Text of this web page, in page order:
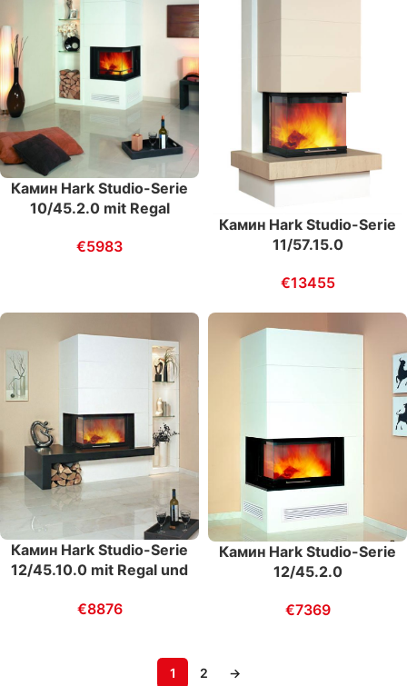
Камин Hark Studio-Serie
10/45.2.0 mit Regal
€5983
Камин Hark Studio-Serie
11/57.15.0
€13455
Камин Hark Studio-Serie
12/45.10.0 mit Regal und
€8876
Камин Hark Studio-Serie
12/45.2.0
€7369
1 2 →